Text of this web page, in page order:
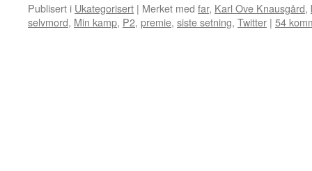
Publisert i Ukategorisert | Merket med far, Karl Ove Knausgård,
selvmord, Min kamp, P2, premie, siste setning, Twitter | 54